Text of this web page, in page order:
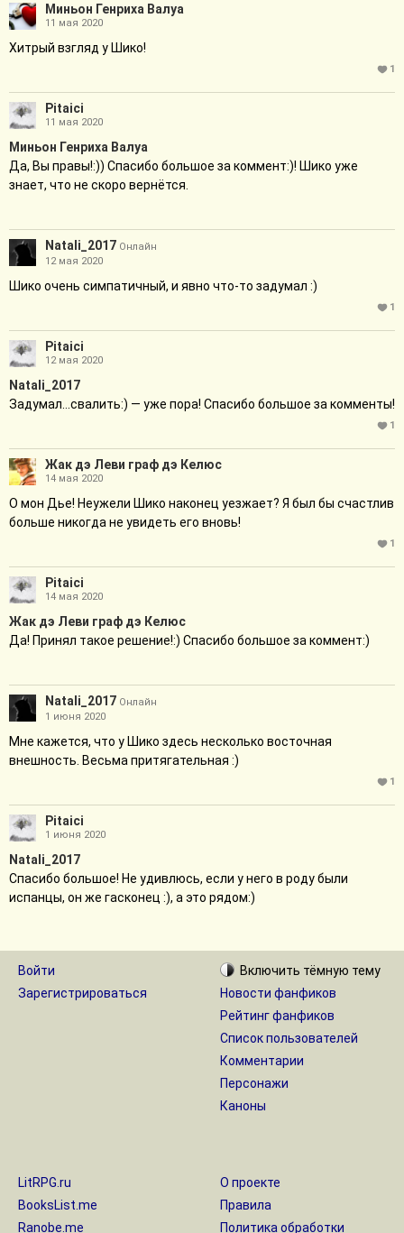
Миньон Генриха Валуа
11 мая 2020
Хитрый взгляд у Шико!
1
Pitaici
11 мая 2020
Миньон Генриха Валуа
Да, Вы правы!:)) Спасибо большое за коммент:)! Шико уже
знает, что не скоро вернётся.
Natali_2017 Онлайн
12 мая 2020
Шико очень симпатичный, и явно что-то задумал :)
1
Pitaici
12 мая 2020
Natali_2017
Задумал...свалить:) — уже пора! Спасибо большое за комменты!
1
Жак дэ Леви граф дэ Келюс
14 мая 2020
О мон Дье! Неужели Шико наконец уезжает? Я был бы счастлив
больше никогда не увидеть его вновь!
1
Pitaici
14 мая 2020
Жак дэ Леви граф дэ Келюс
Да! Принял такое решение!:) Спасибо большое за коммент:)
Natali_2017 Онлайн
1 июня 2020
Мне кажется, что у Шико здесь несколько восточная
внешность. Весьма притягательная :)
1
Pitaici
1 июня 2020
Natali_2017
Спасибо большое! Не удивлюсь, если у него в роду были
испанцы, он же гасконец :), а это рядом:)
Войти
Зарегистрироваться
Включить тёмную тему
Новости фанфиков
Рейтинг фанфиков
Список пользователей
Комментарии
Персонажи
Каноны
LitRPG.ru
BooksList.me
Ranobe.me
О проекте
Правила
Политика обработки